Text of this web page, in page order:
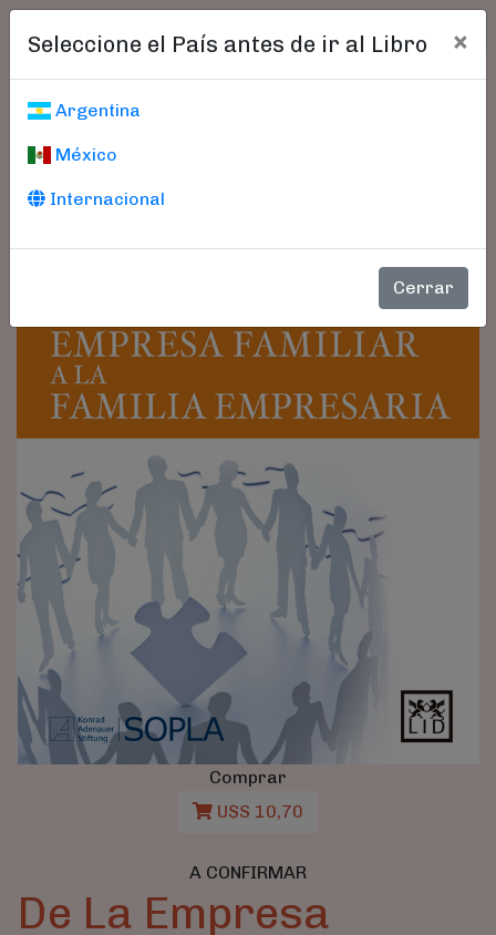
Seleccione el País antes de ir al Libro ×
Argentina
México
Internacional
Cerrar
Comprar
U$S 10,70
A CONFIRMAR
De La Empresa